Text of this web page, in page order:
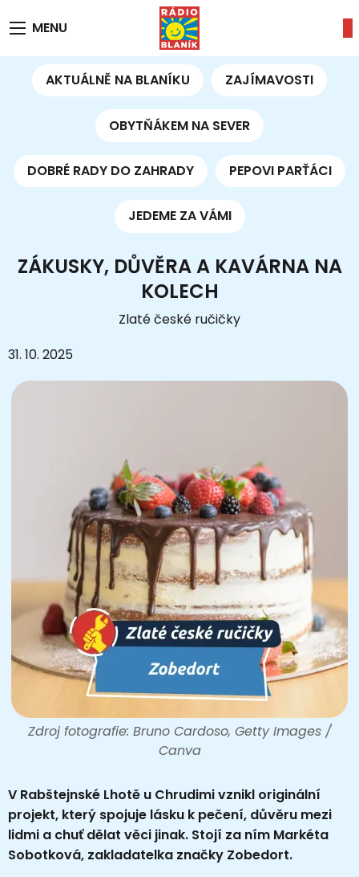
MENU
AKTUÁLNĚ NA BLANÍKU ZAJÍMAVOSTI
OBYTŇÁKEM NA SEVER
DOBRÉ RADY DO ZAHRADY PEPOVI PARŤÁCI
JEDEME ZA VÁMI
ZÁKUSKY, DŮVĚRA A KAVÁRNA NA
KOLECH
Zlaté české ručičky
31. 10. 2025
Zdroj fotografie: Bruno Cardoso, Getty Images /
Canva
V Rabštejnské Lhotě u Chrudimi vznikl originální
projekt, který spojuje lásku k pečení, důvěru mezi
lidmi a chuť dělat věci jinak. Stojí za ním Markéta
Sobotková, zakladatelka značky Zobedort.